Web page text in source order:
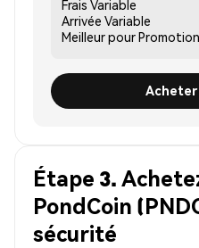
Frais Variable
Arrivée Variable
Meilleur pour
Acheter
Étape 3.
PondCoin
sécurité